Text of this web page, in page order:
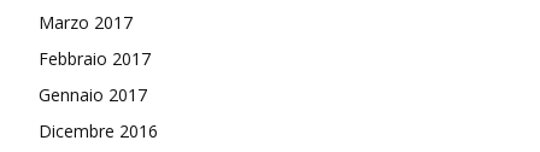
Marzo 2017
Febbraio 2017
Gennaio 2017
Dicembre 2016